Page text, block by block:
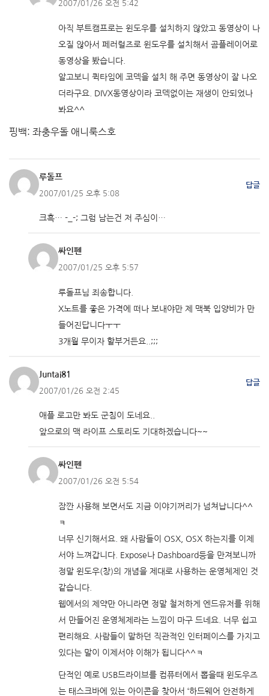
2007/01/26 오전 5:42
아직 부트캠프로는 윈도우를 설치하지 않았고 동영상이 나
오질 않아서 페러럴즈로 윈도우를 설치해서 곰플레이어로
동영상을 봤습니다.
알고보니 퀵타임에 코덱을 설치 해 주면 동영상이 잘 나오
더라구요. DIVX동영상이라 코덱없이는 재생이 안되었나
봐요^^
핑백: 좌충우돌 애니룩스호
루돌프
2007/01/25 오후 5:08
답글
크흑… -_-; 그럼 남는건 저 주심이…
싸인펜
2007/01/25 오후 5:57
루돌프님 죄송합니다.
X노트를 좋은 가격에 떠나 보내야만 제 맥북 입양비가 만
들어진답니다ㅜㅜ
3개월 무이자 할부거든요..;;;
Juntai81
2007/01/26 오전 2:45
답글
애플 로고만 봐도 군침이 도네요..
앞으로의 맥 라이프 스토리도 기대하겠습니다~~
싸인펜
2007/01/26 오전 5:54
잠깐 사용해 보면서도 지금 이야기꺼리가 넘쳐납니다^^
ㅋ
너무 신기해서요. 왜 사람들이 OSX, OSX 하는지를 이제
서야 느껴갑니다. Expose나 Dashboard등을 만져보니까
정말 윈도우(창)의 개념을 제대로 사용하는 운영체제인 것
같습니다.
웹에서의 제약만 아니라면 정말 철저하게 엔드유저를 위해
서 만들어진 운영체제라는 느낌이 마구 드네요. 너무 쉽고
편리해요. 사람들이 말하던 직관적인 인터페이스를 가지고
있다는 말이 이제서야 이해가 됩니다^^ㅋ
단적인 예로 USB드라이브를 컴퓨터에서 뽑을때 윈도우즈
는 태스크바에 있는 아이콘을 찾아서 ‘하드웨어 안전하게